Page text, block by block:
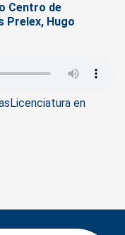
Centro de
Prelex, Hugo
Licenciatura en